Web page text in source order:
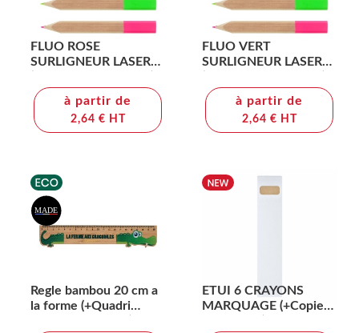
FLUO ROSE
SURLIGNEUR LASER
à partir de
2,64 € HT
FLUO VERT
SURLIGNEUR LASER
à partir de
2,64 € HT
Regle bambou 20 cm a
la forme (+Quadri
ETUI 6 CRAYONS
MARQUAGE (+Copie